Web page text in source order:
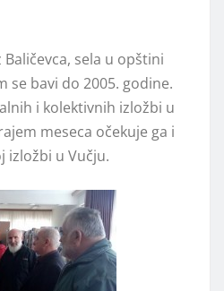
sela u opštini
se bavi do 2005. godine.
i kolektivnih izložbi u
meseca očekuje ga i
izložbi u Vučju.